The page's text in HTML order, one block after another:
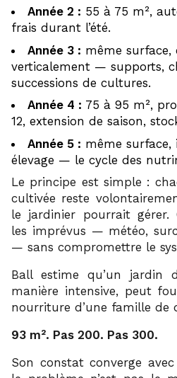
Année 2 : 55 à 75 m²,
frais durant l’été.
Année 3 : même surface,
verticalement — supports,
successions de cultures.
Année 4 : 75 à 95 m²,
12, extension de saison,
Année 5 : même
élevage — le cycle des
Le principe est simple :
cultivée reste
le jardinier pourrait gérer.
les imprévus — météo,
— sans compromettre le
Ball estime qu’un jardin
manière intensive, peut
nourriture d’une famille de
93 m². Pas 200. Pas 300.
Son constat converge